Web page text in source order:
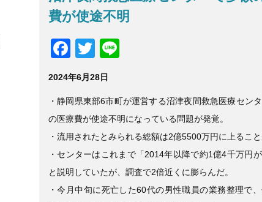
費が使途不明
F
a
c
e
b
o
o
k
T
wi
tt
er
2024年6月28日
・静岡県東部6市町が運営する沼津夜間救急医療セン
の医療費が使途不明になっている問題が発覚。
・流用されたとみられる総額は2億5500万円に上ること
・センターはこれまで「2014年以降で約1億4千万円が
と説明していたが、調査で2倍近くに膨らんだ。
・今月中旬に死亡した60代の男性職員の業務整理で